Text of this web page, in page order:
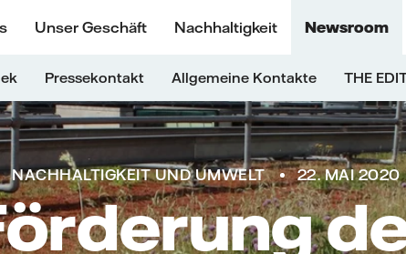
Unser Geschäft Nachhaltigkeit Newsroom
Pressekontakt Allgemeine Kontakte THE
NACHHALTIGKEIT UND UMWELT 22. MAI 2020